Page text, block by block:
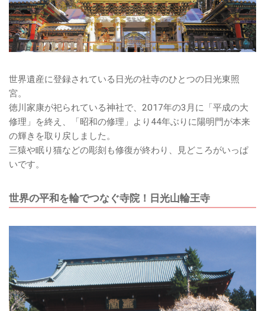
世界遺産に登録されている日光の社寺のひとつの日光東照
宮。
徳川家康が祀られている神社で、2017年の3月に「平成の大
修理」を終え、「昭和の修理」より44年ぶりに陽明門が本来
の輝きを取り戻しました。
三猿や眠り猫などの彫刻も修復が終わり、見どころがいっぱ
いです。
世界の平和を輪でつなぐ寺院！日光山輪王寺